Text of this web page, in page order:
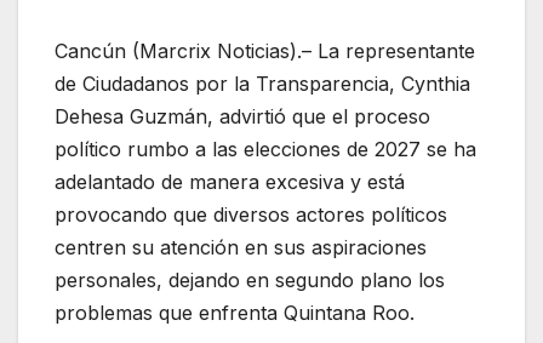
Cancún (Marcrix Noticias).– La representante
de Ciudadanos por la Transparencia, Cynthia
Dehesa Guzmán, advirtió que el proceso
político rumbo a las elecciones de 2027 se ha
adelantado de manera excesiva y está
provocando que diversos actores políticos
centren su atención en sus aspiraciones
personales, dejando en segundo plano los
problemas que enfrenta Quintana Roo.